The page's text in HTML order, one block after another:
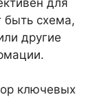
быть схема,
другие
ключевых